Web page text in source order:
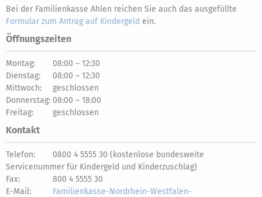
Bei der Familienkasse Ahlen reichen Sie auch das ausgefüllte
Formular zum Antrag auf Kindergeld ein.
Öffnungszeiten
Montag:
08:00 – 12:30
Dienstag:
08:00 – 12:30
Mittwoch:
geschlossen
Donnerstag: 08:00 – 18:00
Freitag:
geschlossen
Kontakt
Telefon:
0800 4 5555 30 (kostenlose bundesweite
Servicenummer für Kindergeld und Kinderzuschlag)
Fax:
800 4 5555 30
E-Mail:
Familienkasse-Nordrhein-Westfalen-